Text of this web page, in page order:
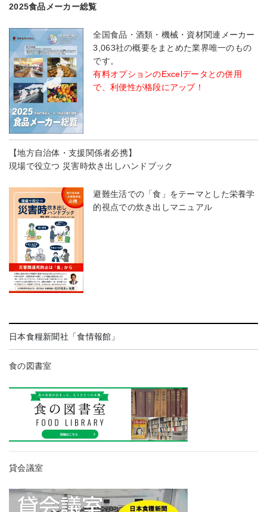
2025食品メーカー総覧
全国食品・酒類・機械・資材関連メーカー
3,063社の概要をまとめた業界唯一のもの
です。
有料オプションのExcelデータとの併用
で、利便性が格段にアップ！
【地方自治体・支援関係者必携】
現場で役立つ 災害時炊き出しハンドブック
避難生活での「食」をテーマとした栄養学
的視点での炊き出しマニュアル
日本食糧新聞社「食情報館」
食の図書室
貸会議室